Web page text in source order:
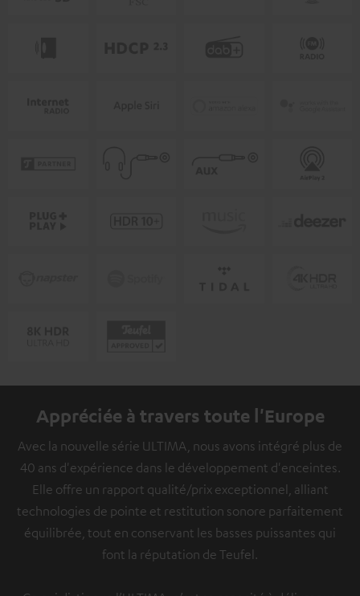
Appréciée à travers toute l'Europe
Avec la nouvelle série ULTIMA, nous avons intégré plus de
40 ans d'expérience dans le développement d'enceintes.
Elle offre un rapport qualité/prix exceptionnel, alliant
technologies de pointe et restitution sonore parfaitement
équilibrée, tout en conservant les basses puissantes qui
font la réputation de Teufel.